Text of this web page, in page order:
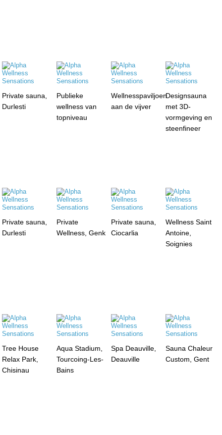
Private sauna,
Durlesti
Publieke
wellness van
topniveau
Wellnesspaviljoen
aan de vijver
Designsauna
met 3D-
vormgeving en
steenfineer
Private sauna,
Durlesti
Private
Wellness, Genk
Private sauna,
Ciocarlia
Wellness Saint
Antoine,
Soignies
Tree House
Relax Park,
Chisinau
Aqua Stadium,
Tourcoing-Les-
Bains
Spa Deauville,
Deauville
Sauna Chaleur
Custom, Gent